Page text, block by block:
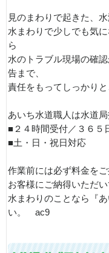
見のまわりで起きた、
水まわりで少しでも気
ら
水のトラブル現場の確
告まで、
責任をもってしっかりと
あいち水道職人は水道局
■２４時間受付／３６５
■土・日・祝日対応
作業前には必ず料金をご
お客様にご納得いただ
水まわりのことなら『
い。 ac9